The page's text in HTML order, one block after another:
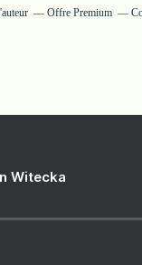
Offre Premium
Witecka